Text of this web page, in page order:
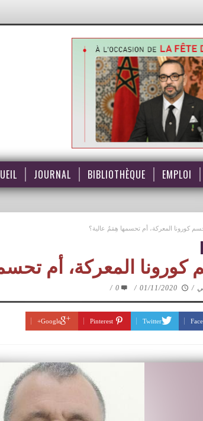
JOURNAL BIBLIOTHÈQUE EMPLOI
كورونا المعركة، أم تحسمها هِمَمٌ عالية؟
المعركة، أم
/
01/11/2020
/
0
/
Twitter
Pinterest
Google+